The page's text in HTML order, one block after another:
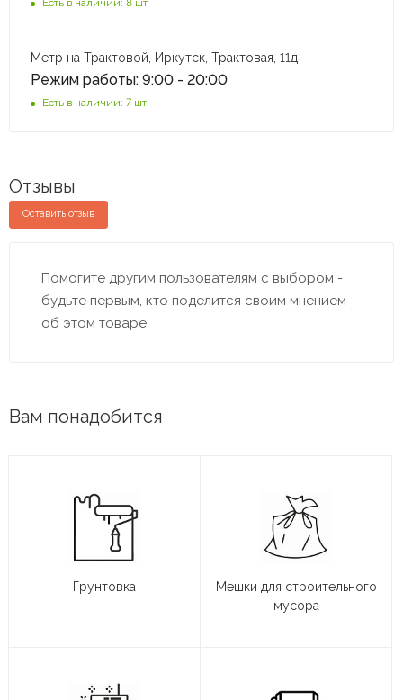
Метр на Трактовой, Иркутск, Трактовая, 11д
Режим работы: 9:00 - 20:00
Есть в наличии: 7 шт
Отзывы
Оставить отзыв
Помогите другим пользователям с выбором -
будьте первым, кто поделится своим мнением
об этом товаре
Вам понадобится
Грунтовка
Мешки для строительного
мусора